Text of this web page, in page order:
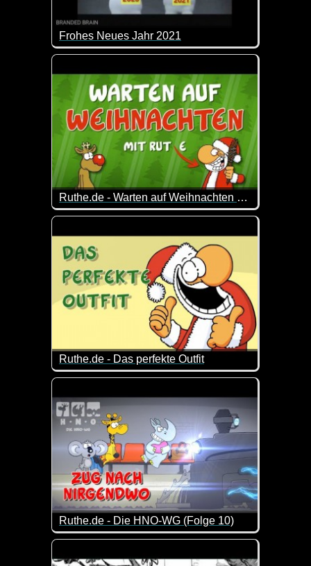
Frohes Neues Jahr 2021
Ich wünsche dir fürs Neue Jahr alles Liebe und
Ruthe.de - Warten auf Weihnachten (30 Minuten Rudi & Santa)
Es ist noch Zeit bis zur Bescherung und ihr wisst
30 fette Minuten Ruthe-Weihnachtsvideos!
Ruthe.de - Das perfekte Outfit
Ordentliche Arbeitskleidung ist ein häufig
Ruthe.de - Die HNO-WG (Folge 10)
Die Jungs von der HNO-WG sind immer wieder für